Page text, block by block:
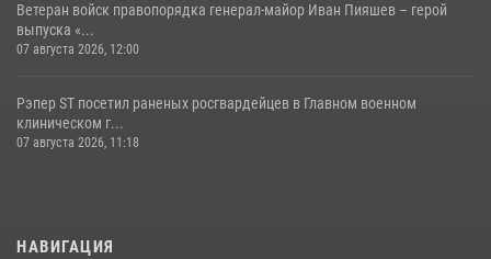
Ветеран войск правопорядка генерал-майор Иван Пияшев – герой
выпуска «...
07 августа 2026, 12:00
Рэпер ST посетил раненых росгвардейцев в Главном военном
клиническом г...
07 августа 2026, 11:18
НАВИГАЦИЯ